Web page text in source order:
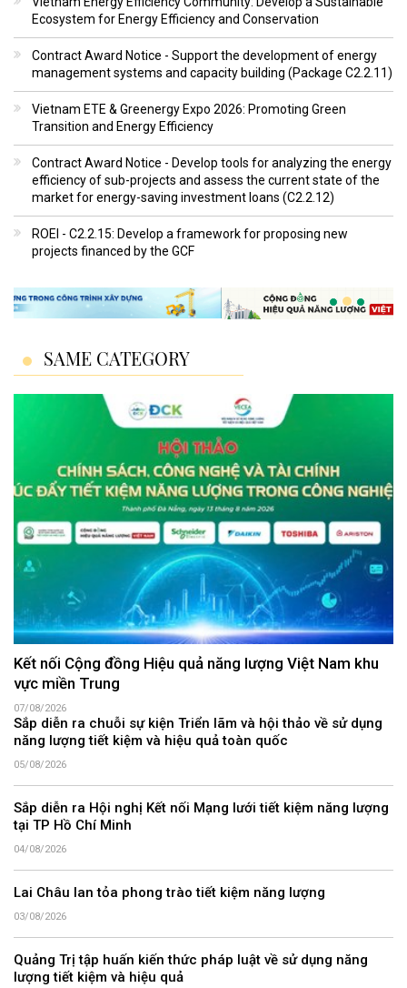
Ecosystem for Energy Efficiency and Conservation
Contract Award Notice - Support the development of energy
management systems and capacity building (Package C2.2.11)
Vietnam ETE & Greenergy Expo 2026: Promoting Green
Transition and Energy Efficiency
Contract Award Notice - Develop tools for analyzing the energy
efficiency of sub-projects and assess the current state of the
market for energy-saving investment loans (C2.2.12)
ROEI - C2.2.15: Develop a framework for proposing new
projects financed by the GCF
SAME CATEGORY
Kết nối Cộng đồng Hiệu quả năng lượng Việt Nam khu
vực miền Trung
07/08/2026
Sắp diễn ra chuỗi sự kiện Triển lãm và hội thảo về sử dụng
năng lượng tiết kiệm và hiệu quả toàn quốc
05/08/2026
Sắp diễn ra Hội nghị Kết nối Mạng lưới tiết kiệm năng lượng
tại TP Hồ Chí Minh
04/08/2026
Lai Châu lan tỏa phong trào tiết kiệm năng lượng
03/08/2026
Quảng Trị tập huấn kiến thức pháp luật về sử dụng năng
lượng tiết kiệm và hiệu quả